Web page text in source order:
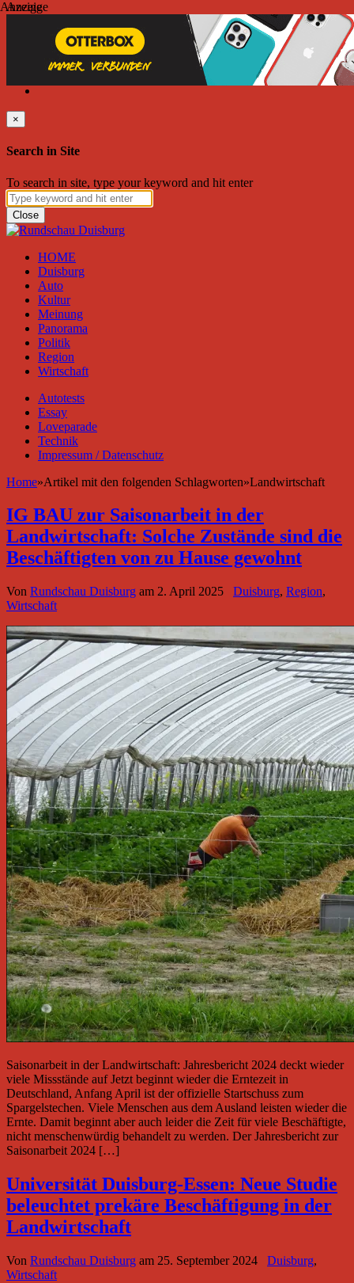
Samstag, August 08, 2026
Friend on Facebook Follow on Twitter
Subscribe to RSS
×
Search in Site
To search in site, type your keyword and hit enter
Close
HOME
Duisburg
Auto
Kultur
Meinung
Panorama
Politik
Region
Wirtschaft
Autotests
Essay
Loveparade
Technik
Impressum / Datenschutz
Home»Artikel mit den folgenden Schlagworten»Landwirtschaft
IG BAU zur Saisonarbeit in der
Landwirtschaft: Solche Zustände sind die
Beschäftigten von zu Hause gewohnt
Von Rundschau Duisburg am 2. April 2025 Duisburg, Region,
Wirtschaft
Saisonarbeit in der Landwirtschaft: Jahresbericht 2024 deckt wieder
viele Missstände auf Jetzt beginnt wieder die Erntezeit in
Deutschland, Anfang April ist der offizielle Startschuss zum
Spargelstechen. Viele Menschen aus dem Ausland leisten wieder die
Ernte. Damit beginnt aber auch leider die Zeit für viele Beschäftigte,
nicht menschenwürdig behandelt zu werden. Der Jahresbericht zur
Saisonarbeit 2024 […]
Universität Duisburg-Essen: Neue Studie
beleuchtet prekäre Beschäftigung in der
Landwirtschaft
Von Rundschau Duisburg am 25. September 2024 Duisburg,
Wirtschaft
Anzeige
Anzeige